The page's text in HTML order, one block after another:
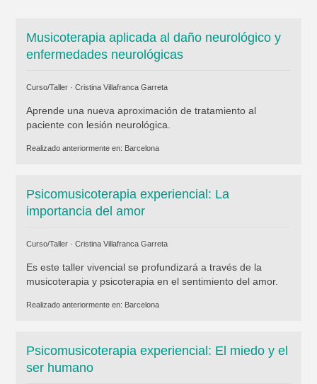
Musicoterapia aplicada al daño neurológico y
enfermedades neurológicas
Curso/Taller · Cristina Villafranca Garreta
Aprende una nueva aproximación de tratamiento al
paciente con lesión neurológica.
Realizado anteriormente en: Barcelona
Psicomusicoterapia experiencial: La
importancia del amor
Curso/Taller · Cristina Villafranca Garreta
Es este taller vivencial se profundizará a través de la
musicoterapia y psicoterapia en el sentimiento del amor.
Realizado anteriormente en: Barcelona
Psicomusicoterapia experiencial: El miedo y el
ser humano